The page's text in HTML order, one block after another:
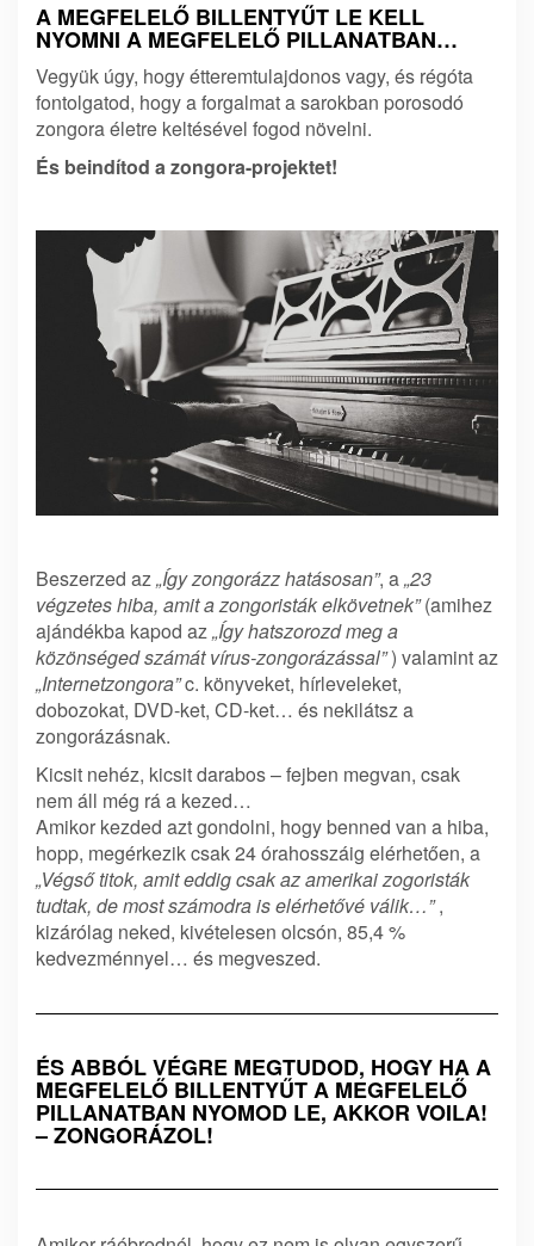
A MEGFELELŐ BILLENTYŰT LE KELL
NYOMNI A MEGFELELŐ PILLANATBAN…
Vegyük úgy, hogy étteremtulajdonos vagy, és régóta
fontolgatod, hogy a forgalmat a sarokban porosodó
zongora életre keltésével fogod növelni.
És beindítod a zongora-projektet!
Beszerzed az„Így zongorázz hatásosan”, a„23
végzetes hiba, amit a zongoristák elkövetnek”(amihez
ajándékba kapod az„Így hatszorozd meg a
közönséged számát vírus-zongorázással”) valamint az
„Internetzongora”c. könyveket, hírleveleket,
dobozokat, DVD-ket, CD-ket… és nekilátsz a
zongorázásnak.
Kicsit nehéz, kicsit darabos – fejben megvan, csak
nem áll még rá a kezed…
Amikor kezded azt gondolni, hogy benned van a hiba,
hopp, megérkezik csak 24 órahosszáig elérhetően, a
„Végső titok, amit eddig csak az amerikai zogoristák
tudtak, de most számodra is elérhetővé válik…”,
kizárólag neked, kivételesen olcsón, 85,4 %
kedvezménnyel… és megveszed.
ÉS ABBÓL VÉGRE MEGTUDOD, HOGY HA A
MEGFELELŐ BILLENTYŰT A MEGFELELŐ
PILLANATBAN NYOMOD LE, AKKOR VOILA!
– ZONGORÁZOL!